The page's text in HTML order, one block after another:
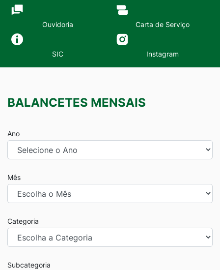
Ouvidoria Carta de Serviço
SIC Instagram
BALANCETES MENSAIS
Ano
Mês
Categoria
Subcategoria